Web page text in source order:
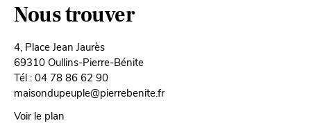
Nous trouver
4, Place Jean Jaurès
69310 Oullins-Pierre-Bénite
Tél : 04 78 86 62 90
maisondupeuple@pierrebenite.fr
Voir le plan